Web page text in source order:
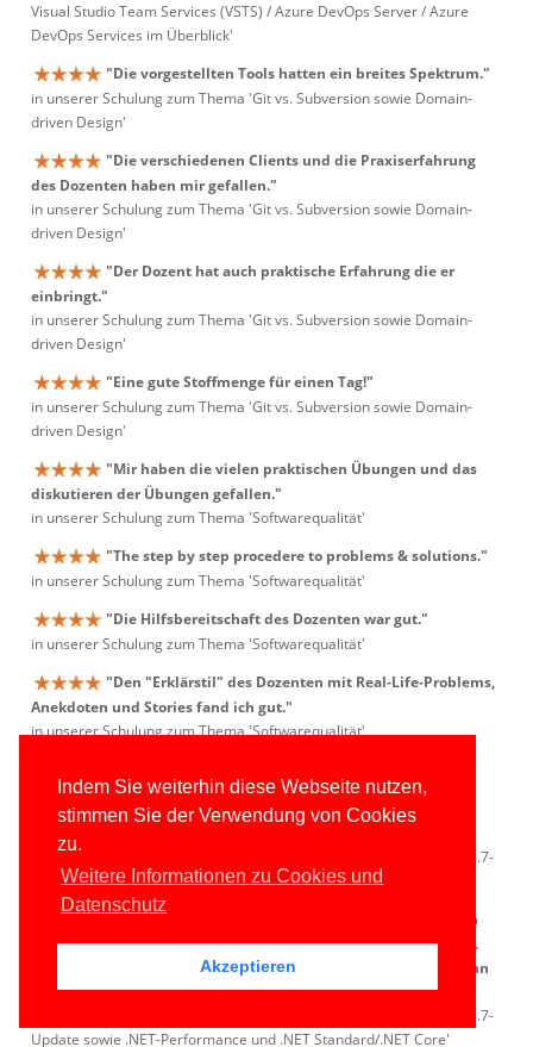
Indem Sie weiterhin diese Webseite nutzen,
stimmen Sie der Verwendung von Cookies
zu.
Weitere Informationen zu Cookies und
Datenschutz
Akzeptieren
Visual Studio Team Services (VSTS) / Azure DevOps Server / Azure
DevOps Services im Überblick'
"Die vorgestellten Tools hatten ein breites Spektrum."
in unserer Schulung zum Thema 'Git vs. Subversion sowie Domain-
driven Design'
"Die verschiedenen Clients und die Praxiserfahrung
des Dozenten haben mir gefallen."
in unserer Schulung zum Thema 'Git vs. Subversion sowie Domain-
driven Design'
"Der Dozent hat auch praktische Erfahrung die er
einbringt."
in unserer Schulung zum Thema 'Git vs. Subversion sowie Domain-
driven Design'
"Eine gute Stoffmenge für einen Tag!"
in unserer Schulung zum Thema 'Git vs. Subversion sowie Domain-
driven Design'
"Mir haben die vielen praktischen Übungen und das
diskutieren der Übungen gefallen."
in unserer Schulung zum Thema 'Softwarequalität'
"The step by step procedere to problems & solutions."
in unserer Schulung zum Thema 'Softwarequalität'
"Die Hilfsbereitschaft des Dozenten war gut."
in unserer Schulung zum Thema 'Softwarequalität'
"Den "Erklärstil" des Dozenten mit Real-Life-Problems,
Anekdoten und Stories fand ich gut."
in unserer Schulung zum Thema 'Softwarequalität'
in unserer Schulung zum Thema 'Softwarequalität'
in unserer Schulung zum Thema 'Visual Studio 2017- und C#/.NET 4.7-
Update sowie .NET-Performance und .NET Standard/.NET Core'
"Die Schulung war gut durchplant, hatte einen roten
Faden und es war viel Wissen gut verpackt in einer kurzen Zeit.
Die Beispiele waren übersichtlich und hilfreich. Erfahrenes kann
man gut weiter umsetzen durch die praktischen Demos."
in unserer Schulung zum Thema 'Visual Studio 2017- und C#/.NET 4.7-
Update sowie .NET-Performance und .NET Standard/.NET Core'